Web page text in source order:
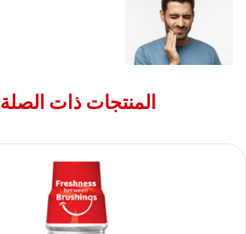
المنتجات ذات الصلة